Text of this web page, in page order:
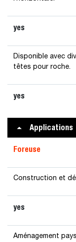
yes
Disponible avec
têtes pour roche.
yes
Applications
Foreuse
Construction et
yes
Aménagement